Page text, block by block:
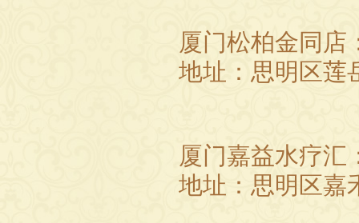
厦门松柏金同店
地址：思明区莲
厦门嘉益水疗汇
地址：思明区嘉